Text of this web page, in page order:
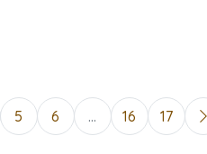
5 6 ... 16 17